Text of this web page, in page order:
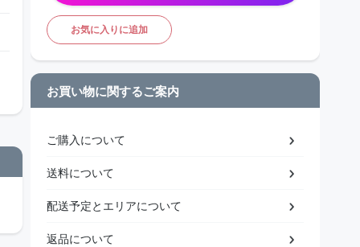
お気に入りに追加
お買い物に関するご案内
ご購入について
送料について
配送予定とエリアについて
返品について